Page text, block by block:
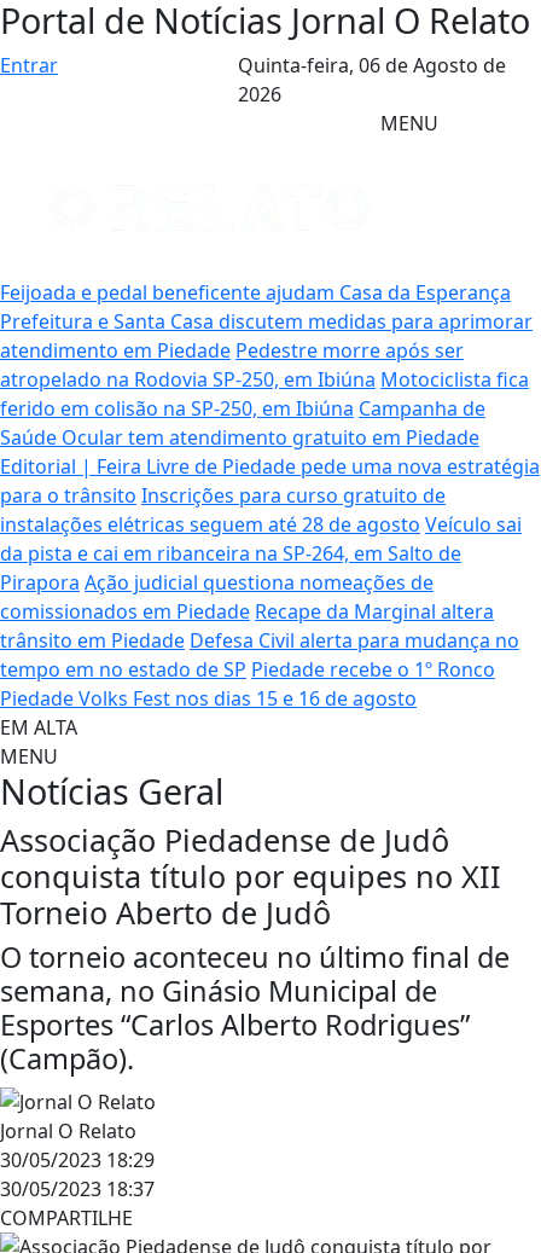
Portal de Notícias Jornal O Relato
Entrar Quinta-feira, 06 de Agosto de
2026
MENU
Feijoada e pedal beneficente ajudam Casa da Esperança
Prefeitura e Santa Casa discutem medidas para aprimorar
atendimento em Piedade Pedestre morre após ser
atropelado na Rodovia SP-250, em Ibiúna Motociclista fica
ferido em colisão na SP-250, em Ibiúna Campanha de
Saúde Ocular tem atendimento gratuito em Piedade
Editorial | Feira Livre de Piedade pede uma nova estratégia
para o trânsito Inscrições para curso gratuito de
instalações elétricas seguem até 28 de agosto Veículo sai
da pista e cai em ribanceira na SP-264, em Salto de
Pirapora Ação judicial questiona nomeações de
comissionados em Piedade Recape da Marginal altera
trânsito em Piedade Defesa Civil alerta para mudança no
tempo em no estado de SP Piedade recebe o 1º Ronco
Piedade Volks Fest nos dias 15 e 16 de agosto
EM ALTA
MENU
Notícias Geral
Associação Piedadense de Judô
conquista título por equipes no XII
Torneio Aberto de Judô
O torneio aconteceu no último final de
semana, no Ginásio Municipal de
Esportes “Carlos Alberto Rodrigues”
(Campão).
Jornal O Relato
30/05/2023 18:29
30/05/2023 18:37
COMPARTILHE